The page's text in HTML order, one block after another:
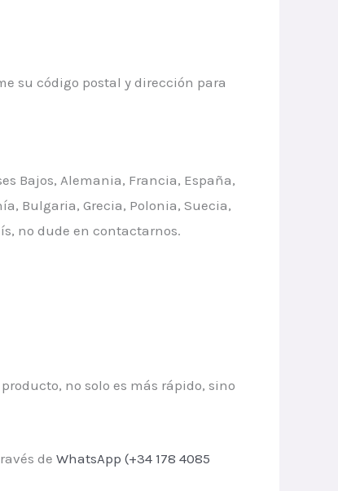
su código postal y dirección para
Bajos, Alemania, Francia, España,
Bulgaria, Grecia, Polonia, Suecia,
no dude en contactarnos.
no solo es más rápido, sino
de WhatsApp (+34 178 4085